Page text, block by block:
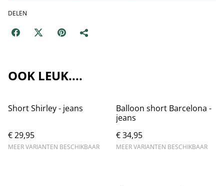
DELEN
OOK LEUK....
Short Shirley - jeans
€ 29,95
MEER VARIANTEN BESCHIKBAAR
Balloon short Barcelona -
jeans
€ 34,95
MEER VARIANTEN BESCHIKBAAR